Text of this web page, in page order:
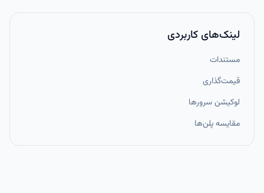
لینک‌های کاربردی
مستندات
قیمت‌گذاری
لوکیشن سرورها
مقایسه پلن‌ها